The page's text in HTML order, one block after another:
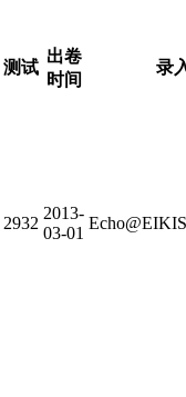
测试
出卷
时间
录
2932
2013-
03-01